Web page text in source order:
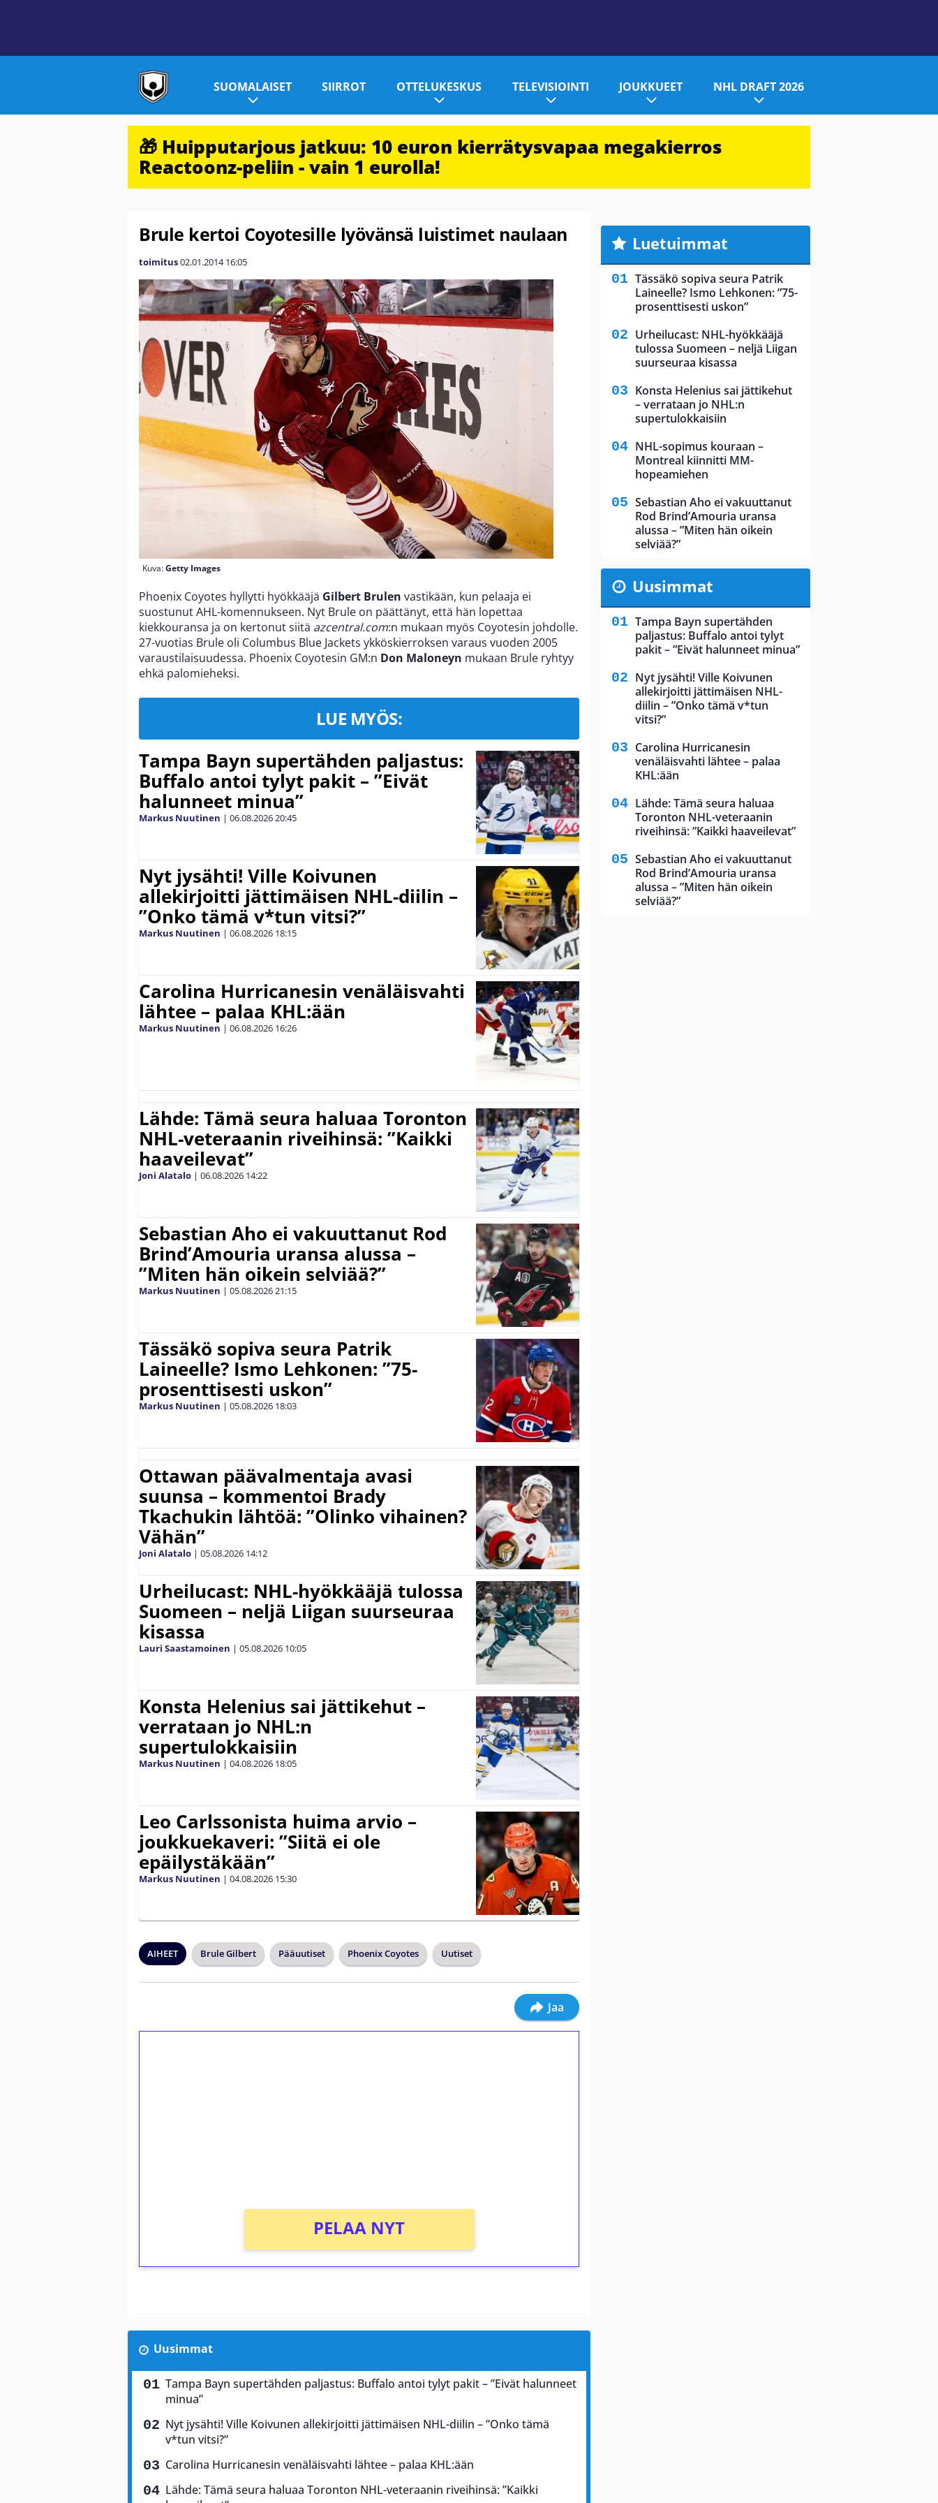
SUOMALAISET SIIRROT OTTELUKESKUS TELEVISIOINTI JOUKKUEET NHL DRAFT 2026
🎁 Huipputarjous jatkuu: 10 euron kierrätysvapaa megakierros
Reactoonz-peliin - vain 1 eurolla!
Brule kertoi Coyotesille lyövänsä luistimet naulaan
toimitus02.01.2014 16:05
Kuva:Getty Images
Phoenix Coyotes hyllytti hyökkääjä Gilbert Brulen vastikään, kun pelaaja ei
suostunut AHL-komennukseen. Nyt Brule on päättänyt, että hän lopettaa
kiekkouransa ja on kertonut siitä azcentral.com:n mukaan myös Coyotesin johdolle.
27-vuotias Brule oli Columbus Blue Jackets ykköskierroksen varaus vuoden 2005
varaustilaisuudessa. Phoenix Coyotesin GM:n Don Maloneyn mukaan Brule ryhtyy
ehkä palomieheksi.
LUE MYÖS:
Tampa Bayn supertähden paljastus:
Buffalo antoi tylyt pakit – ”Eivät
halunneet minua”
Markus Nuutinen | 06.08.202620:45
Nyt jysähti! Ville Koivunen
allekirjoitti jättimäisen NHL-diilin –
”Onko tämä v*tun vitsi?”
Markus Nuutinen | 06.08.2026 18:15
Carolina Hurricanesin venäläisvahti
lähtee – palaa KHL:ään
Markus Nuutinen | 06.08.2026 16:26
Lähde: Tämä seura haluaa Toronton
NHL-veteraanin riveihinsä: ”Kaikki
haaveilevat”
Joni Alatalo | 06.08.2026 14:22
Sebastian Aho ei vakuuttanut Rod
Brind’Amouria uransa alussa –
”Miten hän oikein selviää?”
Markus Nuutinen | 05.08.202621:15
Tässäkö sopiva seura Patrik
Laineelle? Ismo Lehkonen: ”75-
prosenttisesti uskon”
Markus Nuutinen | 05.08.2026 18:03
Ottawan päävalmentaja avasi
suunsa – kommentoi Brady
Tkachukin lähtöä: ”Olinko vihainen?
Vähän”
Joni Alatalo | 05.08.2026 14:12
Urheilucast: NHL-hyökkääjä tulossa
Suomeen – neljä Liigan suurseuraa
kisassa
Lauri Saastamoinen | 05.08.2026 10:05
Konsta Helenius sai jättikehut –
verrataan jo NHL:n
supertulokkaisiin
Markus Nuutinen | 04.08.2026 18:05
Leo Carlssonista huima arvio –
joukkuekaveri: ”Siitä ei ole
epäilystäkään”
Markus Nuutinen | 04.08.2026 15:30
AIHEET Brule Gilbert Pääuutiset Phoenix Coyotes Uutiset
Jaa
PELAA NYT
Uusimmat
Tampa Bayn supertähden paljastus: Buffalo antoi tylyt pakit – ”Eivät halunneet
minua”
Nyt jysähti! Ville Koivunen allekirjoitti jättimäisen NHL-diilin – ”Onko tämä
v*tun vitsi?”
Carolina Hurricanesin venäläisvahti lähtee – palaa KHL:ään
Lähde: Tämä seura haluaa Toronton NHL-veteraanin riveihinsä: ”Kaikki
Luetuimmat
Tässäkö sopiva seura Patrik
Laineelle? Ismo Lehkonen: ”75-
prosenttisesti uskon”
Urheilucast: NHL-hyökkääjä
tulossa Suomeen – neljä Liigan
suurseuraa kisassa
Konsta Helenius sai jättikehut
– verrataan jo NHL:n
supertulokkaisiin
NHL-sopimus kouraan –
Montreal kiinnitti MM-
hopeamiehen
Sebastian Aho ei vakuuttanut
Rod Brind’Amouria uransa
alussa – ”Miten hän oikein
selviää?”
Uusimmat
Tampa Bayn supertähden
paljastus: Buffalo antoi tylyt
pakit – ”Eivät halunneet minua”
Nyt jysähti! Ville Koivunen
allekirjoitti jättimäisen NHL-
diilin – ”Onko tämä v*tun
vitsi?”
Carolina Hurricanesin
venäläisvahti lähtee – palaa
KHL:ään
Lähde: Tämä seura haluaa
Toronton NHL-veteraanin
riveihinsä: ”Kaikki haaveilevat”
Sebastian Aho ei vakuuttanut
Rod Brind’Amouria uransa
alussa – ”Miten hän oikein
selviää?”